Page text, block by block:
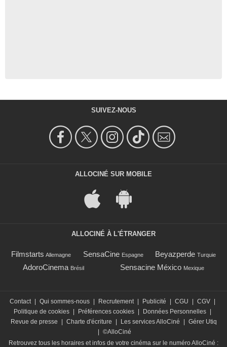
SUIVEZ-NOUS
ALLOCINÉ SUR MOBILE
ALLOCINÉ À L'ÉTRANGER
Filmstarts Allemagne SensaCine Espagne Beyazperde Turquie
AdoroCinema Brésil Sensacine México Mexique
Contact Qui sommes-nous Recrutement Publicité CGU CGV
Politique de cookies
Préférences cookies Données Personnelles
Revue de presse
Charte d'écriture Les services AlloCiné
Gérer Utiq
©AlloCiné
Retrouvez tous les horaires et infos de votre cinéma sur le numéro AlloCiné :